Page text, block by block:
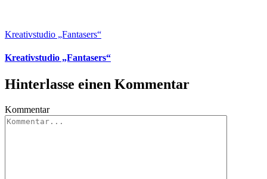
Kreativstudio „Fantasers“
Kreativstudio „Fantasers“
Hinterlasse einen Kommentar
Kommentar